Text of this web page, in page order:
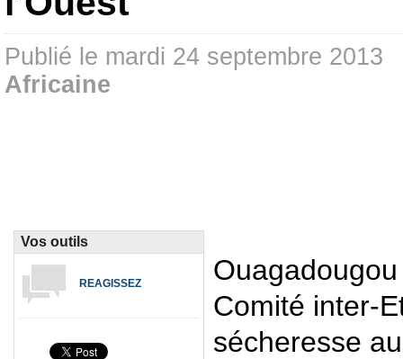
Publié le mardi 24 septembre
Africaine
Vos outils
REAGISSEZ
Comité inter-
sécheresse